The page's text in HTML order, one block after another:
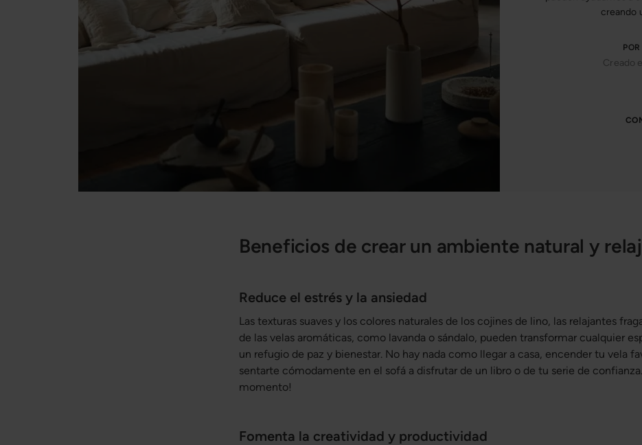
creando
Creado
Beneficios de crear un ambiente natural y
Reduce el estrés y la ansiedad
Las texturas suaves y los colores naturales de los cojines de lino, las relajantes
de las velas aromáticas, como lavanda o sándalo, pueden transformar cualquier
un refugio de paz y bienestar. No hay nada como llegar a casa, encender tu vela
sentarte cómodamente en el sofá a disfrutar de un libro o de tu serie de confianza.
momento!
Fomenta la creatividad y productividad